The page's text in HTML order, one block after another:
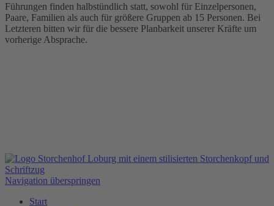
Führungen finden halbstündlich statt, sowohl für Einzelpersonen,
Paare, Familien als auch für größere Gruppen ab 15 Personen. Bei
Letzteren bitten wir für die bessere Planbarkeit unserer Kräfte um
vorherige Absprache.
Navigation überspringen
Start